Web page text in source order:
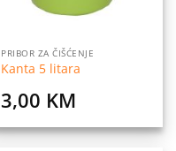
PRIBOR ZA ČIŠĆENJE
Kanta 5 litara
3,00 KM